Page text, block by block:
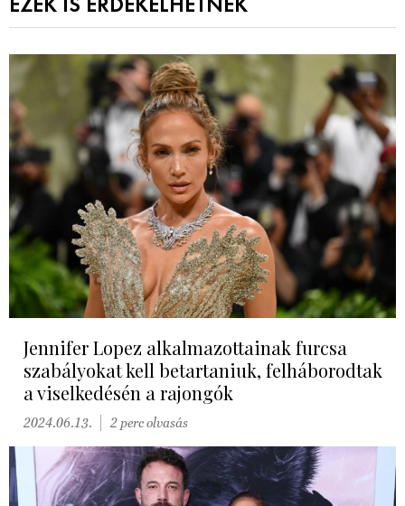
EZEK IS ÉRDEKELHETNEK
Jennifer Lopez alkalmazottainak furcsa
szabályokat kell betartaniuk, felháborodtak
a viselkedésén a rajongók
2024.06.13. 2 perc olvasás